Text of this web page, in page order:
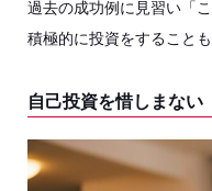
過去の成功例に見習い「
積極的に投資をすることも
自己投資を惜しまない